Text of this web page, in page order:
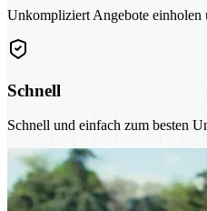
Unkompliziert Angebote einholen
Schnell
Schnell und einfach zum besten